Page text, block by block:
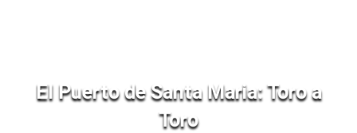
El Puerto de Santa Maria: Toro a
Toro